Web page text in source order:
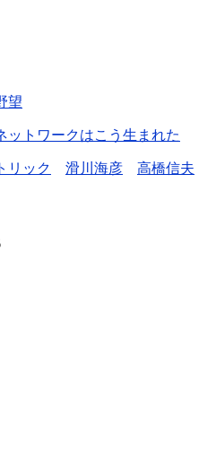
望
ットワークはこう生まれた
リック 滑川海彦
高橋信夫